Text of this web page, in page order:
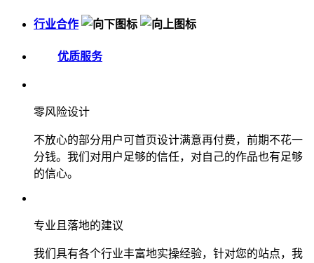
行业合作
优质服务
零风险设计
不放心的部分用户可首页设计满意再付费，前期不花一
分钱。我们对用户足够的信任，对自己的作品也有足够
的信心。
专业且落地的建议
我们具有各个行业丰富地实操经验，针对您的站点，我